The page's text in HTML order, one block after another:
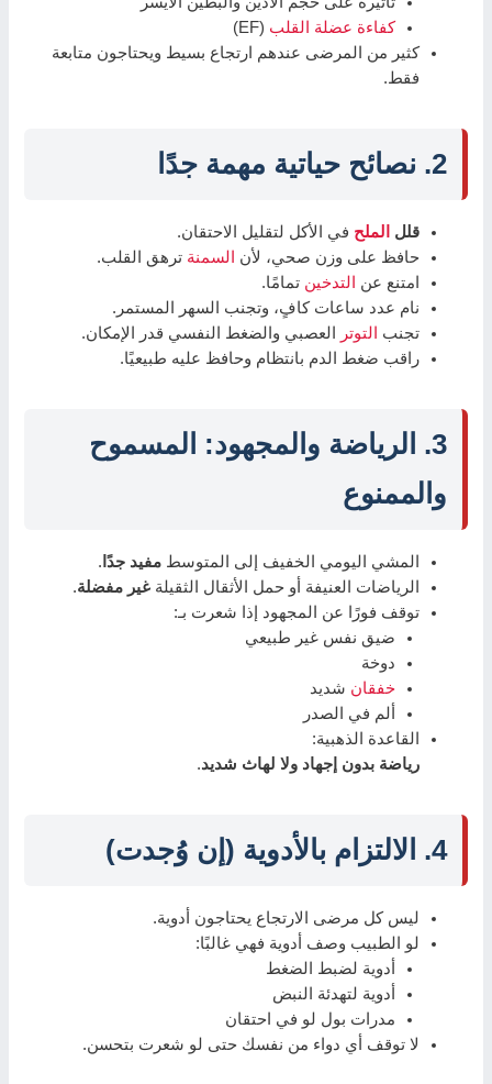
كفاءة عضلة القلب (EF)
كثير من المرضى عندهم ارتجاع بسيط ويحتاجون متابعة
فقط.
2. نصائح حياتية مهمة جدًا
قلل الملح في الأكل لتقليل الاحتقان.
حافظ على وزن صحي، لأن
السمنة ترهق القلب.
امتنع عن
التدخين تمامًا.
نام عدد ساعات كافٍ، وتجنب السهر المستمر.
تجنب
التوتر
العصبي والضغط النفسي قدر الإمكان.
راقب ضغط الدم بانتظام وحافظ عليه طبيعيًا.
3. الرياضة والمجهود: المسموح
والممنوع
المشي اليومي الخفيف إلى المتوسطمفيد جدًا .
الرياضات العنيفة أو حمل الأثقال الثقيلةغير مفضلة.
توقف فورًا عن المجهود إذا شعرت بـ:
ضيق نفس غير طبيعي
دوخة
خفقان شديد
ألم في الصدر
القاعدة الذهبية:
رياضة بدون إجهاد ولا لهاث شديد.
4. الالتزام بالأدوية (إن وُجدت)
ليس كل مرضى الارتجاع يحتاجون أدوية.
لو الطبيب وصف أدوية فهي غالبًا:
أدوية لضبط الضغط
أدوية لتهدئة النبض
مدرات بول لو في احتقان
لا توقف أي دواء من نفسك حتى لو شعرت بتحسن.